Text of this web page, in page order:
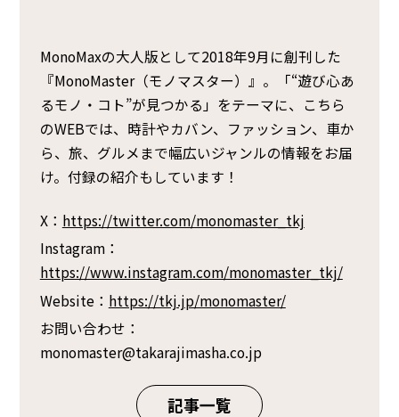
MonoMaxの大人版として2018年9月に創刊した
『MonoMaster（モノマスター）』。「“遊び心あ
るモノ・コト”が見つかる」をテーマに、こちら
のWEBでは、時計やカバン、ファッション、車か
ら、旅、グルメまで幅広いジャンルの情報をお届
け。付録の紹介もしています！
X： https://twitter.com/monomaster_tkj
Instagram：
https://www.instagram.com/monomaster_tkj/
Website： https://tkj.jp/monomaster/
お問い合わせ：
monomaster@takarajimasha.co.jp
記事一覧